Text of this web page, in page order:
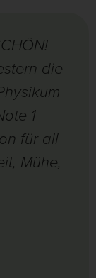
die
1
für all
Mühe,